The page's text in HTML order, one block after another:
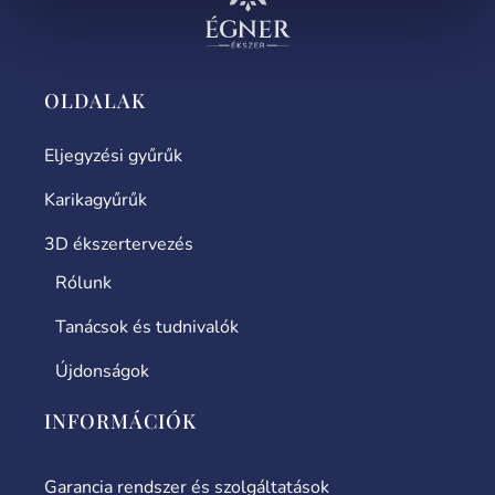
OLDALAK
Eljegyzési gyűrűk
Karikagyűrűk
3D ékszertervezés
Rólunk
Tanácsok és tudnivalók
Újdonságok
INFORMÁCIÓK
Garancia rendszer és szolgáltatások